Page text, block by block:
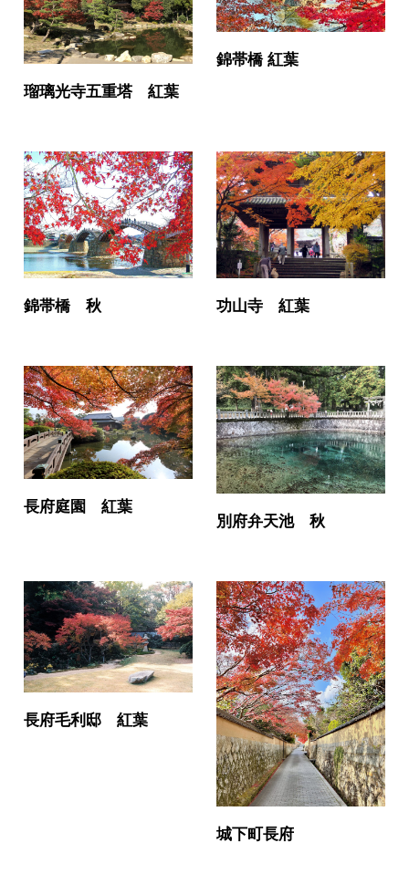
瑠璃光寺五重塔 紅葉
錦帯橋 紅葉
錦帯橋 秋 功山寺 紅葉
長府庭園 紅葉
別府弁天池 秋
長府毛利邸 紅葉
城下町長府